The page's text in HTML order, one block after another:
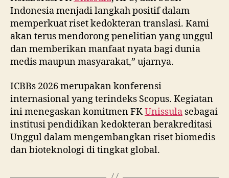
Indonesia menjadi langkah positif dalam
memperkuat riset kedokteran translasi. Kami
akan terus mendorong penelitian yang unggul
dan memberikan manfaat nyata bagi dunia
medis maupun masyarakat,” ujarnya.
ICBBs 2026 merupakan konferensi
internasional yang terindeks Scopus. Kegiatan
ini menegaskan komitmen FKUnissula sebagai
institusi pendidikan kedokteran berakreditasi
Unggul dalam mengembangkan riset biomedis
dan bioteknologi di tingkat global.